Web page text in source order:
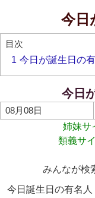
今日
目次
1 今日が誕生日の
今日
08月08日
姉妹サ
類義サ
みんなが検
今日誕生日の有名人